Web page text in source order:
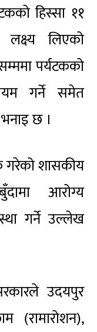
हिस्सा ११
लक्ष्य लिएको
पर्यटकको
गर्ने समेत
छ ।
गरेको शासकीय
आरोग्य
गर्ने उल्लेख
उदयपुर